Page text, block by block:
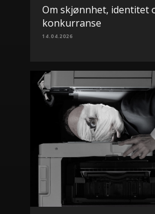
Om skjønnhet, identitet
konkurranse
14.04.2026